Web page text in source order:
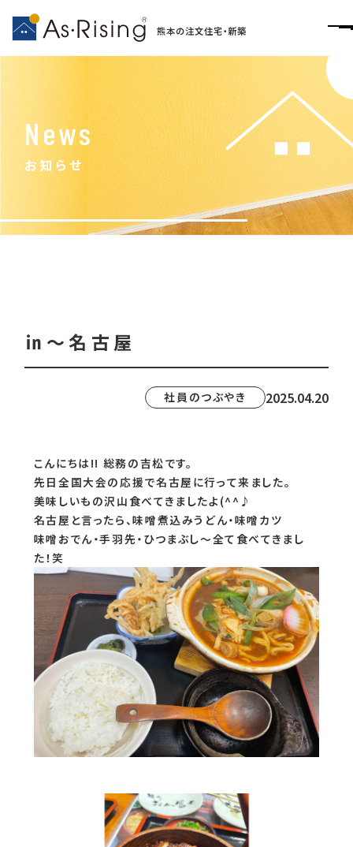
熊本の注文住宅・新築
News
お知らせ
㏌～名古屋
社員のつぶやき 2025.04.20
こんにちは!! 総務の吉松です。
先日全国大会の応援で名古屋に行って来ました。
美味しいもの沢山食べてきましたよ(^^♪
名古屋と言ったら、味噌煮込みうどん・味噌カツ
味噌おでん・手羽先・ひつまぶし～全て食べてきまし
た！笑